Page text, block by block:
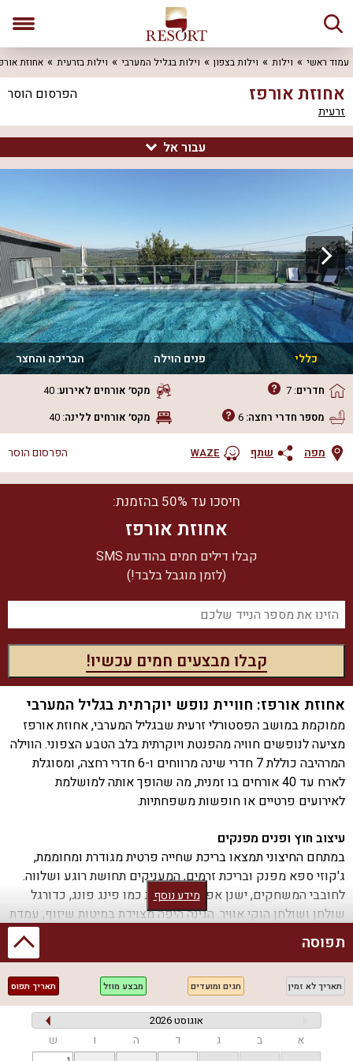
עמוד ראשי וילות וילות בצפון וילות בגליל המערבי וילות בזרעית אחוזת
אחוזת אורפז הפרסום הוסר
זרעית
עבור אל
סיור וירטואלי 360
כללי פנים הוילה הבריכה והחצר
חדרים:
7 מקס׳ אורחים לאירוע:
40
מספר חדרי רחצה:6 מקס׳ אורחים ללינה:
40
מפה שתף WAZE הפרסום הוסר
חיסכו עד 50% בהזמנת:
אחוזת אורפז
קבלו דילים חמים בהודעת SMS
(לזמן מוגבל בלבד!)
אחוזת אורפז: חוויית נופש יוקרתית בגליל המערבי
ממוקמת במושב הפסטורלי זרעית שבגליל המערבי, אחוזת אורפז
מציעה לנופשים חוויה מהפנטת ויוקרתית בלב הטבע הצפוני. הווילה
המרהיבה כוללת 7 חדרי שינה מרווחים ו-6 חדרי רחצה, ומסוגלת
לארח עד 40 אורחים בו זמנית, מה שהופך אותה למושלמת
לאירועים פרטיים או חופשות משפחתיות.
עיצוב חוץ ופנים מפנקים
במתחם החיצוני תמצאו בריכת שחייה פרטית מגודרת ומחוממת,
ג'קוזי ספא מפנק ובריכת זרמים, המעניקים תחושת רוגע ושלווה.
לחובבי המשחקים, ישנן אפשרויות רבות כמו פינג פונג, כדורגל
שולחן ושולחן הוקי אוויר. הגינה היפה מצוידת במיטות שיזוף, עמדת
המטבח המודרני של האחוזה כולל את כל מה שצריך להכנת ארוחות
מפנקות: מכונת אספרסו, מקרר גדול, מדיח כלים ואפילו תמי 4.
בנוסף, תוכלו ליהנות מארוחות שף כשרות וטבעוניות בהזמנה אישית
ובתשלום נוסף. למי שמחפש פרטיות ונוחות, האחוזה מספקת
מידע נוסף
תפוסה
תאריך לא זמין חגים ומועדים מבצע מוזל תאריך תפוס
אוגוסט 2026
א ב ג ד ה ו ש